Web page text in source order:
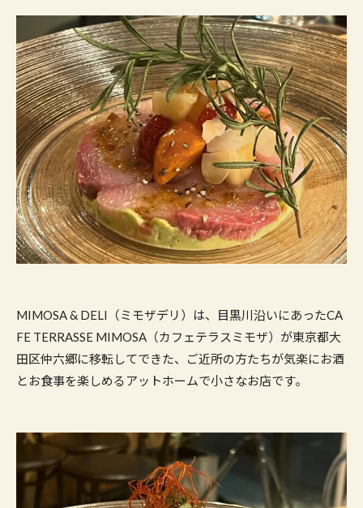
MIMOSA & DELI（ミモザデリ）は、目黒川沿いにあったCA
FE TERRASSE MIMOSA（カフェテラスミモザ）が東京都大
田区仲六郷に移転してできた、ご近所の方たちが気楽にお酒
とお食事を楽しめるアットホームで小さなお店です。